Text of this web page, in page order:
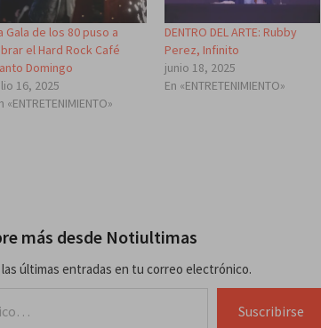
Gala de los 80 puso a
el Hard Rock Café
Domingo
16, 2025
«ENTRETENIMIENTO»
DENTRO DEL ARTE: Rubby
Perez, Infinito
junio 18, 2025
En «ENTRETENIMIENTO»
más desde Notiultimas
últimas entradas en tu correo electrónico.
Suscribirse